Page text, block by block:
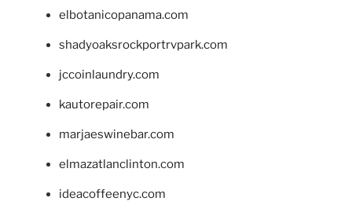
elbotanicopanama.com
shadyoaksrockportrvpark.com
jccoinlaundry.com
kautorepair.com
marjaeswinebar.com
elmazatlanclinton.com
ideacoffeenyc.com